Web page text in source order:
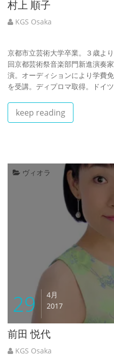
村上 順子
KGS Osaka
京都市立芸術大学卒業。３歳よ
回京都芸術祭音楽部門新進演奏
演。オーディションにより学費
を受講。ディプロマ取得。ドイ
keep reading
ヴィオラ
29
4月
2017
前田 悦代
KGS Osaka